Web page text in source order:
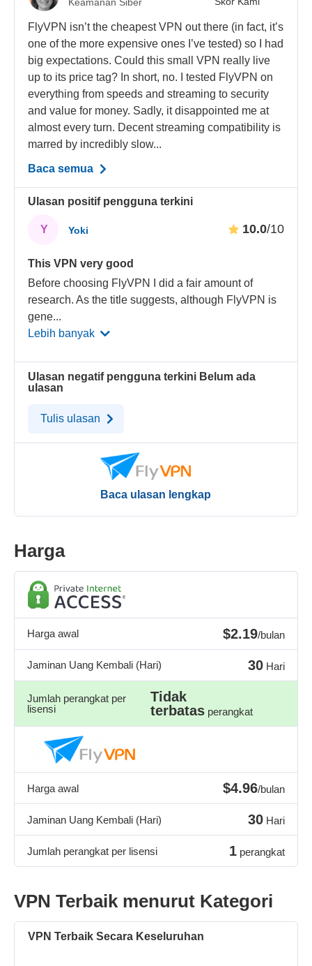
Keamanan Siber
FlyVPN isn’t the cheapest VPN out there (in fact, it’s
one of the more expensive ones I’ve tested) so I had
big expectations. Could this small VPN really live
up to its price tag? In short, no. I tested FlyVPN on
everything from speeds and streaming to security
and value for money. Sadly, it disappointed me at
almost every turn. Decent streaming compatibility is
marred by incredibly slow...
Baca semua
Ulasan positif pengguna terkini
Y Yoki 10.0/10
This VPN very good
Before choosing FlyVPN I did a fair amount of
research. As the title suggests, although FlyVPN is
gene...
Lebih banyak
Ulasan negatif pengguna terkini Belum ada
ulasan
Tulis ulasan
Baca ulasan lengkap
Harga
Harga awal $2.19/bulan
Jaminan Uang Kembali (Hari) 30 Hari
Jumlah perangkat per
lisensi
Tidak
terbatasperangkat
Harga awal $4.96/bulan
Jaminan Uang Kembali (Hari) 30 Hari
Jumlah perangkat per lisensi 1 perangkat
VPN Terbaik menurut Kategori
VPN Terbaik Secara Keseluruhan